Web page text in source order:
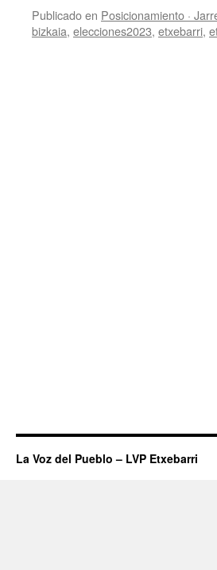
Publicado en Posicionamiento ·
bizkaia, elecciones2023, etxebarri,
La Voz del Pueblo – LVP Etxebarri